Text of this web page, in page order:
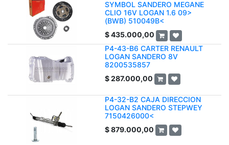
SYMBOL SANDERO MEGANE
CLIO 16V LOGAN 1.6 09>
(BWB) 510049B<
$435.000,00
P4-43-B6 CARTER RENAULT
LOGAN SANDERO 8V
8200535857
$287.000,00
P4-32-B2 CAJA DIRECCION
LOGAN SANDERO STEPWEY
7150426000<
$879.000,00